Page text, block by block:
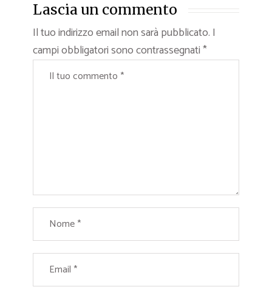
Lascia un commento
Il tuo indirizzo email non sarà pubblicato. I
campi obbligatori sono contrassegnati*